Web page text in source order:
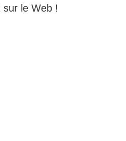
sur le Web !